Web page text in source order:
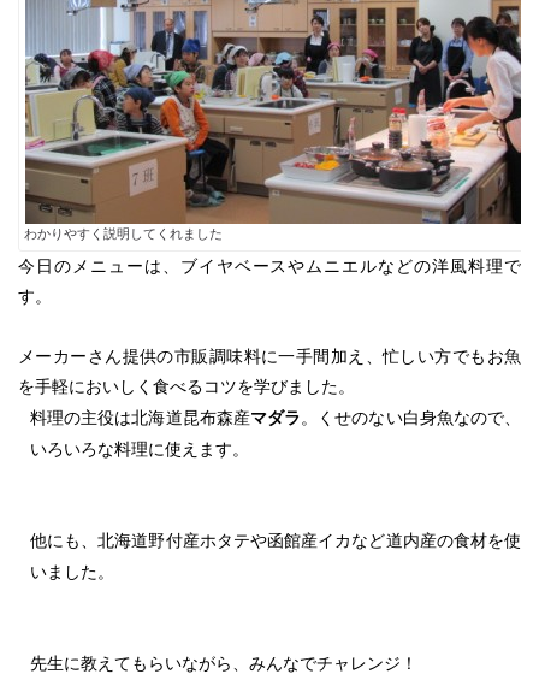
わかりやすく説明してくれました
今日のメニューは、ブイヤベースやムニエルなどの洋風料理で
す。
メーカーさん提供の市販調味料に一手間加え、忙しい方でもお魚
を手軽においしく食べるコツを学びました。
料理の主役は北海道昆布森産マダラ。くせのない白身魚なので、
いろいろな料理に使えます。
他にも、北海道野付産ホタテや函館産イカなど道内産の食材を使
いました。
先生に教えてもらいながら、みんなでチャレンジ！